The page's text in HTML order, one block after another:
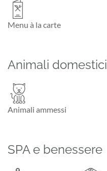
Menu à la carte
Animali domestici
Animali ammessi
SPA e benessere